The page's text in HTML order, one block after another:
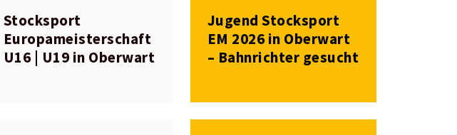
Stocksport
Europameisterschaft
U16 | U19 in Oberwart
Jugend Stocksport
EM 2026 in Oberwart
– Bahnrichter gesucht